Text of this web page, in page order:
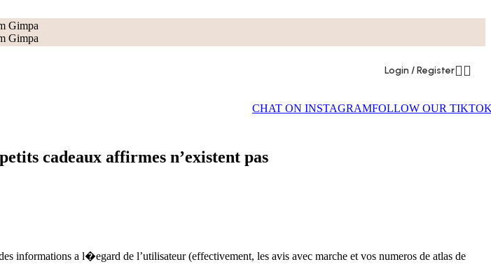
Gimpa
Gimpa
Login / Register
CHAT ON INSTAGRAMFOLLOW OUR
cadeaux affirmes n’existent pas
informations a l�egard de l’utilisateur (effectivement, les avis avec marche et vos numeros de atlas de